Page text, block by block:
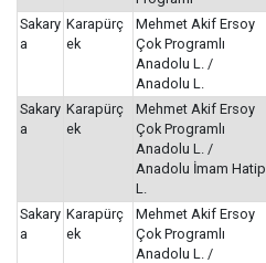
Sakary
a
Karapürç
ek
Mehmet Akif Ersoy
Çok Programlı
Anadolu L. /
Anadolu L.
Sakary
a
Karapürç
ek
Mehmet Akif Ersoy
Çok Programlı
Anadolu L. /
Anadolu İmam Hatip
L.
Sakary
a
Karapürç
ek
Mehmet Akif Ersoy
Çok Programlı
Anadolu L. /